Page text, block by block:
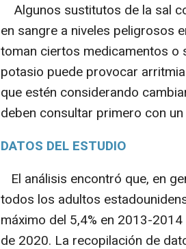
Algunos sustitutos de la sal
en sangre a niveles peligrosos
toman ciertos medicamentos o
potasio puede provocar
que estén considerando
deben consultar primero con
DATOS DEL ESTUDIO
El análisis encontró que, en
todos los adultos
máximo del 5,4% en 2013-
de 2020. La recopilación de